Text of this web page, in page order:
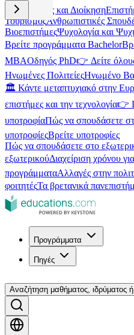
Επιχειρήσεις και Διοίκηση
ΤουρισμόςΑνθρωπιστικές
ΒιοεπιστήμεςΨυχολογία και
Βρείτε προγράμματα Bachelor
MBAΟδηγός PhD👉 Δείτε
Ηνωμένες ΠολιτείεςΗνωμένο
🏛️ Κάντε μεταπτυχιακό στην
επιστήμες και την τεχνολογία👉
υποτροφίαΠώς να σπουδάσετε
υποτροφίεςΒρείτε υποτροφίες
Πώς να σπουδάσετε στο
εξωτερικούΔιαχείριση χρόνου
προγράμματαΑλλαγές στην
φοιτητέςΤα βρετανικά
Προγράμματα
Πηγές
Αναζήτηση μαθήματος, ιδρύματος